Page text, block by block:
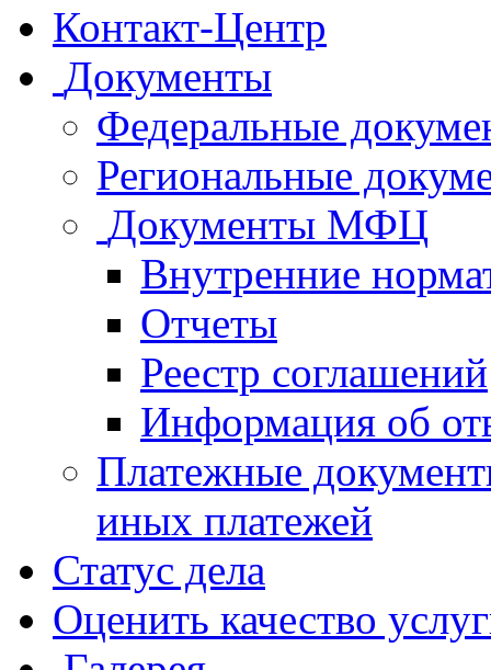
Контакт-Центр
Документы
Федеральные
Региональные
Документы МФЦ
Внутренние
Отчеты
Реестр соглашений
Информация об
Платежные
иных платежей
Статус дела
Оценить качество